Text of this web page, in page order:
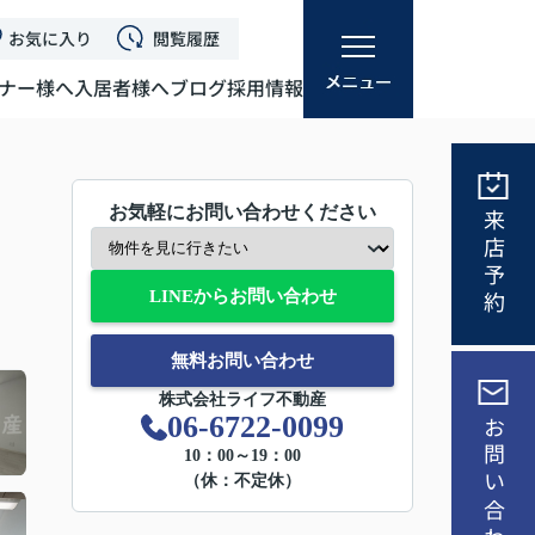
お気に入り 閲覧履歴
ー様へ入居者様へブログ採用情報
来店予約
お問い合わせ
お気軽にお問い合わせください
LINEからお問い合わせ
無料お問い合わせ
株式会社ライフ不動産
06-6722-0099
10：00～19：00
（休：不定休）